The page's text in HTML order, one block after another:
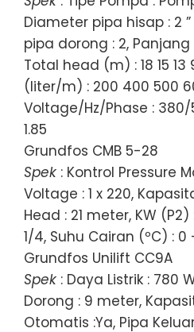
Diameter pipa hisap : 2 ”
pipa dorong : 2,
Total head (m) : 18 15 13
(liter/m) : 200 400 500
Voltage/Hz/Phase :
1.85
Grundfos CMB 5-28
Spek : Kontrol Pressure
Voltage : 1 x 220,
Head : 21 meter, KW
1/4, Suhu Cairan (ºC) : 0
Grundfos Unilift CC9A
Spek : Daya Listrik : 780
Dorong : 9 meter,
Otomatis :Ya, Pipa Keluar